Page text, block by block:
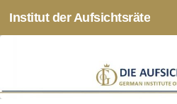
Zum Inhalt springen
Institut der Aufsichtsräte